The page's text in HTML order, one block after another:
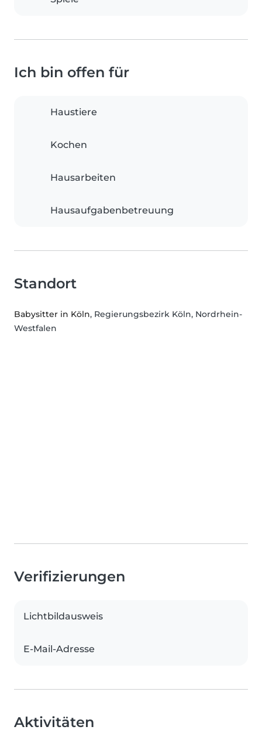
Ich bin offen für
Haustiere
Kochen
Hausarbeiten
Hausaufgabenbetreuung
Standort
Babysitter in Köln, Regierungsbezirk Köln, Nordrhein-
Westfalen
Verifizierungen
Lichtbildausweis
E-Mail-Adresse
Aktivitäten